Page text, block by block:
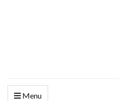
Menu